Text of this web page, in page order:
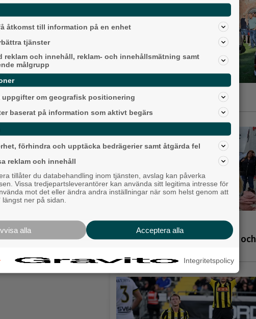
Detta händer i Alingsås 3–10
augusti
Backa/Kärra
Backadagen
Bjöds på trummor, såpbubblor och
åtkomst till information på en enhet
tjänster
reklam och innehåll, reklam- och innehållsmätning samt
målgrupp
uppgifter om geografisk positionering
baserat på information som aktivt begärs
förhindra och upptäcka bedrägerier samt åtgärda fel
reklam och innehåll
tillåter du databehandling inom tjänsten, avslag kan påverka
Vissa tredjepartsleverantörer kan använda sitt legitima intresse för
mot det eller ändra andra inställningar när som helst genom att
ner på sidan.
Acceptera alla
alla
Integritetspolicy